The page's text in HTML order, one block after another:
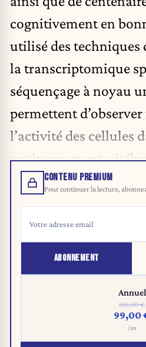
cognitivement en
utilisé des techniques
la transcriptomique
séquençage à noyau
permettent
l’activité des cellules
environnement
CONTENU PREMIUM
Pour continuer la lecture,
ABONNEMENT
Annuel
120,00 €
99,00
/an